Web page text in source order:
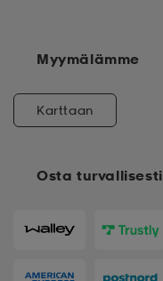
Osta turvallisesti
Myymälämme
Karttaan